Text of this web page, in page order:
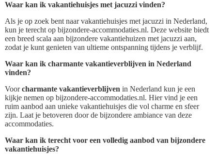
Waar kan ik vakantiehuisjes met jacuzzi vinden?
Als je op zoek bent naar vakantiehuisjes met jacuzzi in Nederland,
kun je terecht op bijzondere-accommodaties.nl. Deze website biedt
een breed scala aan bijzondere vakantiehuizen met jacuzzi aan,
zodat je kunt genieten van ultieme ontspanning tijdens je verblijf.
Waar kan ik charmante vakantieverblijven in Nederland
vinden?
Voorcharmante vakantieverblijven in Nederland kun je een
kijkje nemen op bijzondere-accommodaties.nl. Hier vind je een
ruim aanbod aan unieke vakantiehuisjes die vol charme en sfeer
zijn. Laat je betoveren door de bijzondere ambiance van deze
accommodaties.
Waar kan ik terecht voor een volledig aanbod van bijzondere
vakantiehuisjes?